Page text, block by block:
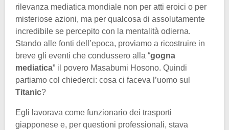
rilevanza mediatica mondiale non per atti eroici o per
misteriose azioni, ma per qualcosa di assolutamente
incredibile se percepito con la mentalità odierna.
Stando alle fonti dell’epoca, proviamo a ricostruire in
breve gli eventi che condussero alla “gogna
mediatica” il povero Masabumi Hosono. Quindi
partiamo col chiederci: cosa ci faceva l’uomo sul
Titanic?
Egli lavorava come funzionario dei trasporti
giapponese e, per questioni professionali, stava